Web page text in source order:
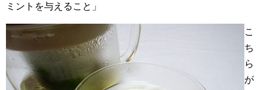
ミントを与えること」
こ
ち
ら
が